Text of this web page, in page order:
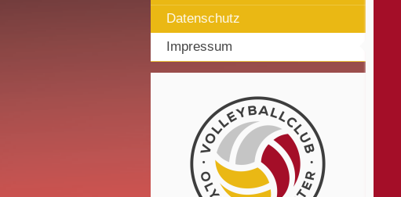
Datenschutz
Impressum